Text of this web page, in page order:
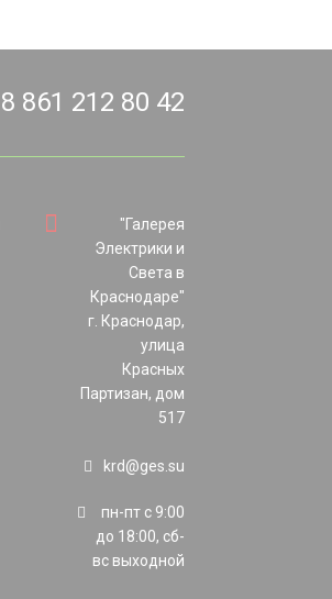
8 861 212 80 42
"Галерея
Электрики и
Света в
Краснодаре"
г. Краснодар,
улица
Красных
Партизан, дом
517
krd@ges.su
пн-пт с 9:00
до 18:00, сб-
вс выходной